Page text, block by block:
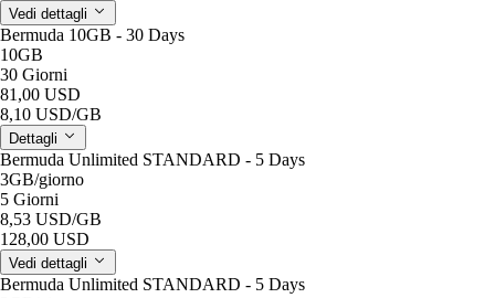
Vedi dettagli
Bermuda 10GB - 30 Days
10GB
30 Giorni
81,00 USD
8,10 USD/GB
Dettagli
Bermuda Unlimited STANDARD - 5 Days
3GB/giorno
5 Giorni
8,53 USD/GB
128,00 USD
Vedi dettagli
Bermuda Unlimited STANDARD - 5 Days